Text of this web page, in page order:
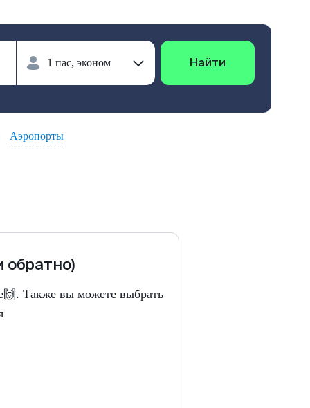
Найти
Аэропорты
обратно)
Также вы можете выбрать